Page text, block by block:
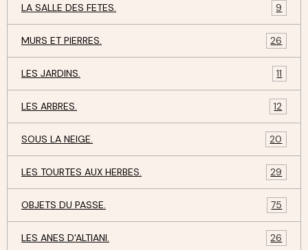
LA SALLE DES FETES. 9
MURS ET PIERRES. 26
LES JARDINS. 11
LES ARBRES. 12
SOUS LA NEIGE. 20
LES TOURTES AUX HERBES. 29
OBJETS DU PASSE. 75
LES ANES D'ALTIANI. 26